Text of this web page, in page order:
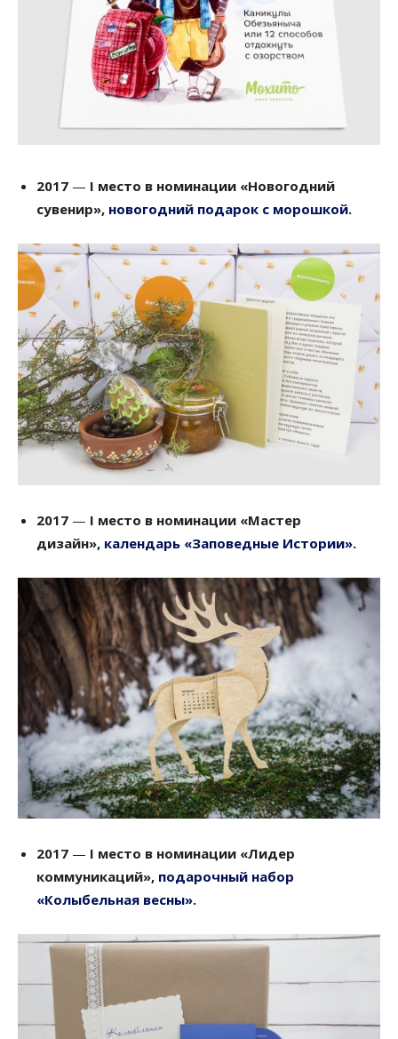
2017 — І место в номинации «Новогодний
сувенир», новогодний подарок с морошкой.
2017 — І место в номинации «Мастер
дизайн», календарь «Заповедные Истории».
2017 — І место в номинации «Лидер
коммуникаций», подарочный набор
«Колыбельная весны».